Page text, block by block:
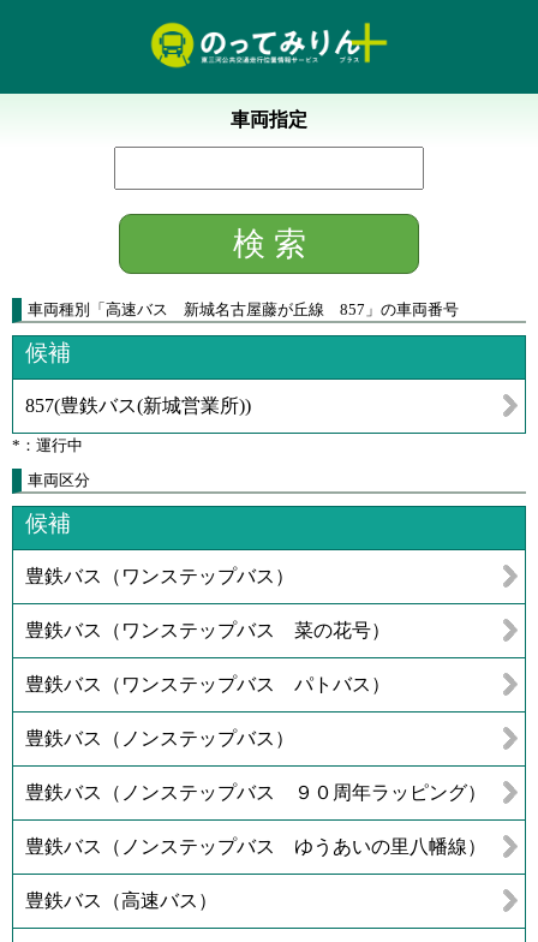
車両指定
車両種別 「 高速バス 新城名古屋藤が丘線 857 」 の車両番号
候補
857(豊鉄バス(新城営業所))
*：運行中
車両区分
候補
豊鉄バス（ワンステップバス）
豊鉄バス（ワンステップバス 菜の花号）
豊鉄バス（ワンステップバス パトバス）
豊鉄バス（ノンステップバス）
豊鉄バス（ノンステップバス ９０周年ラッピング）
豊鉄バス（ノンステップバス ゆうあいの里八幡線）
豊鉄バス（高速バス）